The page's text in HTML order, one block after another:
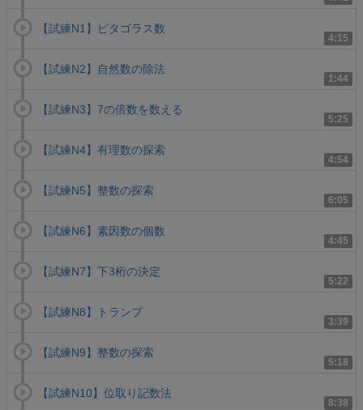
4:15
【試練N1】ピタゴラス数
1:44
【試練N2】自然数の除法
5:25
【試練N3】7の倍数を数える
4:54
【試練N4】有理数の探索
6:05
【試練N5】整数の探索
4:45
【試練N6】素因数の個数
5:22
【試練N7】下3桁の決定
3:39
【試練N8】トランプ
5:18
【試練N9】整数の探索
8:38
【試練N10】位取り記数法